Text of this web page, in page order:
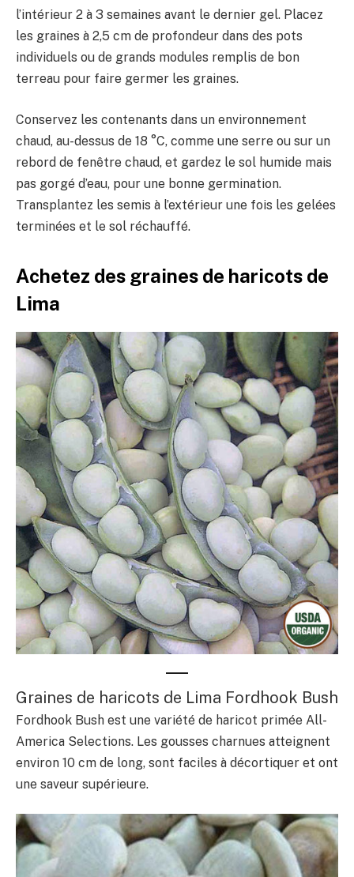
l’intérieur 2 à 3 semaines avant le dernier gel. Placez
les graines à 2,5 cm de profondeur dans des pots
individuels ou de grands modules remplis de bon
terreau pour faire germer les graines.
Conservez les contenants dans un environnement
chaud, au-dessus de 18 °C, comme une serre ou sur un
rebord de fenêtre chaud, et gardez le sol humide mais
pas gorgé d’eau, pour une bonne germination.
Transplantez les semis à l’extérieur une fois les gelées
terminées et le sol réchauffé.
Achetez des graines de haricots de
Lima
Graines de haricots de Lima Fordhook Bush
Fordhook Bush est une variété de haricot primée All-
America Selections. Les gousses charnues atteignent
environ 10 cm de long, sont faciles à décortiquer et ont
une saveur supérieure.